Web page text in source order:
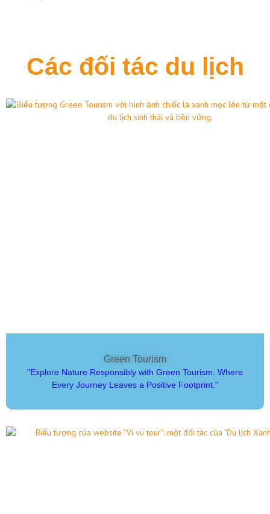
Các đối tác du lịch
Green Tourism
"Explore Nature Responsibly with Green Tourism: Where
Every Journey Leaves a Positive Footprint."